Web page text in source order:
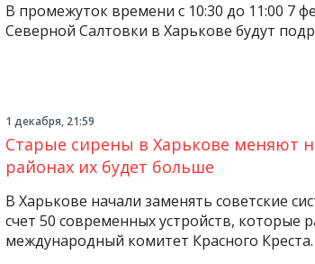
В промежуток времени с 10:30 до 11:00 7
Северной Салтовки в Харькове будут
1 декабря, 21:59
Старые сирены в Харькове меняют
районах их будет больше
В Харькове начали заменять советские
счет 50 современных устройств, которые
международный комитет Красного Креста.
Youtube